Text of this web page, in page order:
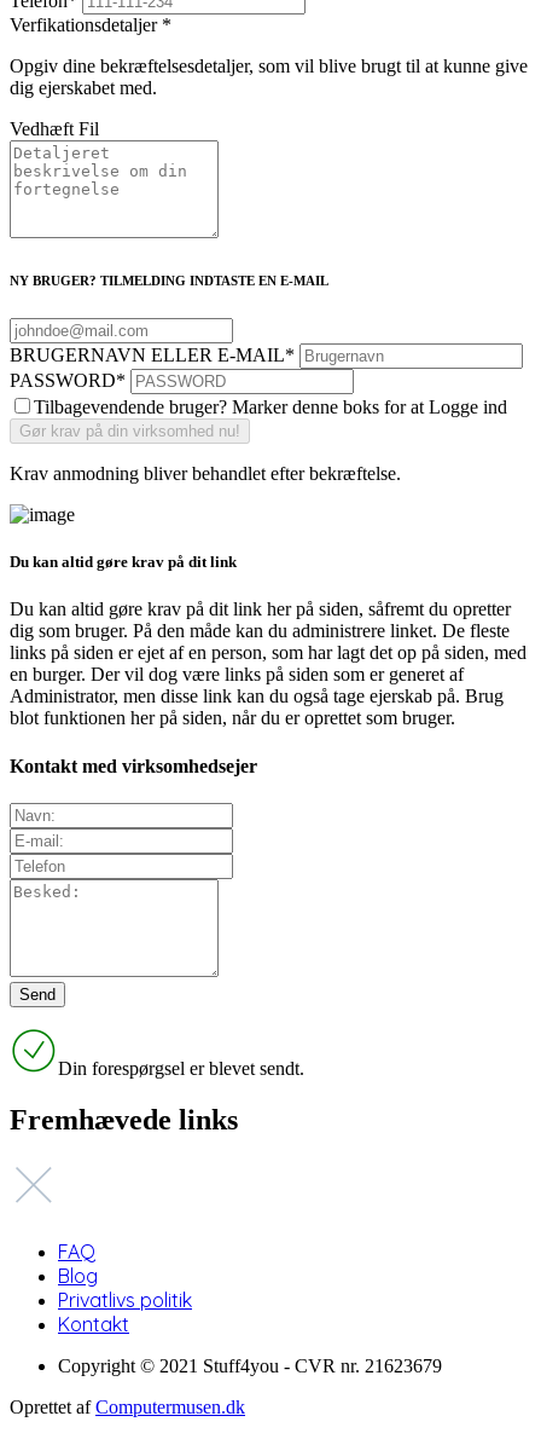
Verfikationsdetaljer *
Opgiv dine bekræftelsesdetaljer, som vil blive brugt til at kunne give
dig ejerskabet med.
Vedhæft Fil
NY BRUGER? TILMELDING INDTASTE EN E-MAIL
BRUGERNAVN ELLER E-MAIL*
PASSWORD*
Tilbagevendende bruger? Marker denne boks for at Logge ind
Krav anmodning bliver behandlet efter bekræftelse.
Du kan altid gøre krav på dit link
Du kan altid gøre krav på dit link her på siden, såfremt du opretter
dig som bruger. På den måde kan du administrere linket. De fleste
links på siden er ejet af en person, som har lagt det op på siden, med
en burger. Der vil dog være links på siden som er generet af
Administrator, men disse link kan du også tage ejerskab på. Brug
blot funktionen her på siden, når du er oprettet som bruger.
Kontakt med virksomhedsejer
Din forespørgsel er blevet sendt.
Fremhævede links
FAQ
Blog
Privatlivs politik
Kontakt
Copyright © 2021 Stuff4you - CVR nr. 21623679
Oprettet afComputermusen.dk